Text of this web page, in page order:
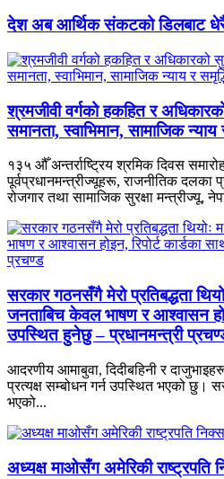
देश अब आर्थिक संकटको डिलबाट
श्रमजीवी वर्गको हकहित र
समानता, स्वाभिमान, सामाजिक
१३५ औँ अन्तर्राष्ट्रिय श्रमिक दिवस
पूर्वप्रधानमन्त्रीज्यूहरू, राजनीतिक
रोजगार तथा सामाजिक सुरक्षा मन्त्रीज्यू,
सरकार गठनसँगै मेरो प्रतिबद्धता
जनताबिच केवल भाषण र आश्‍वासन
उपस्थित हुनेछु – प्रधानमन्त्री
आदरणीय आमाबुवा, दिदीबहिनी र
प्रत्यक्ष सम्बोधन गर्न उपस्थित भएको छु।
भएको...
अध्यक्ष माओसँग अमेरिकी राष्ट्रपति